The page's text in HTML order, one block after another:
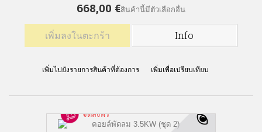
668,00 €สินค้านี้มีตัวเลือกอื่น
เพิ่มลงในตะกร้า Info
เพิ่มไปยังรายการสินค้าที่ต้องการ เพิ่มเพื่อเปรียบเทียบ
จัดส่งฟรี